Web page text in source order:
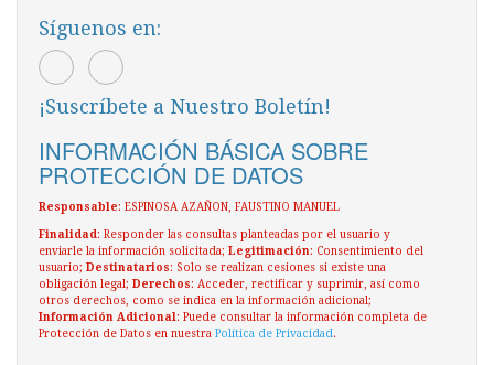
Síguenos en:
¡Suscríbete a Nuestro Boletín!
INFORMACIÓN BÁSICA SOBRE
PROTECCIÓN DE DATOS
Responsable: ESPINOSA AZAÑON, FAUSTINO MANUEL
Finalidad: Responder las consultas planteadas por el usuario y
enviarle la información solicitada; Legitimación: Consentimiento del
usuario; Destinatarios: Solo se realizan cesiones si existe una
obligación legal; Derechos: Acceder, rectificar y suprimir, así como
otros derechos, como se indica en la información adicional;
Información Adicional: Puede consultar la información completa de
Protección de Datos en nuestra Política de Privacidad.